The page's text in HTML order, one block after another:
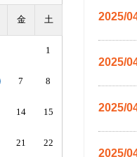
2025/
2025/
2025/
2025/
金 土
1
7 8
14 15
21 22